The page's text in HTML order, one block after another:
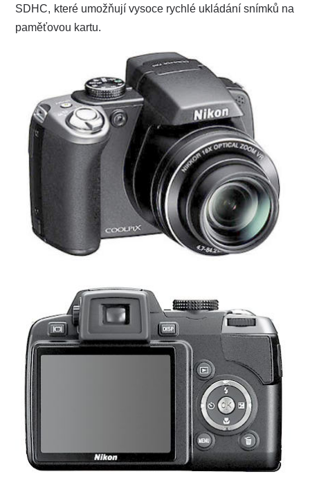
SDHC, které umožňují vysoce rychlé ukládání snímků na
paměťovou kartu.